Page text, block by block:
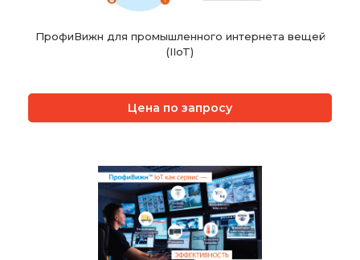
ПрофиВижн для промышленного интернета вещей
(IIoT)
Цена по запросу